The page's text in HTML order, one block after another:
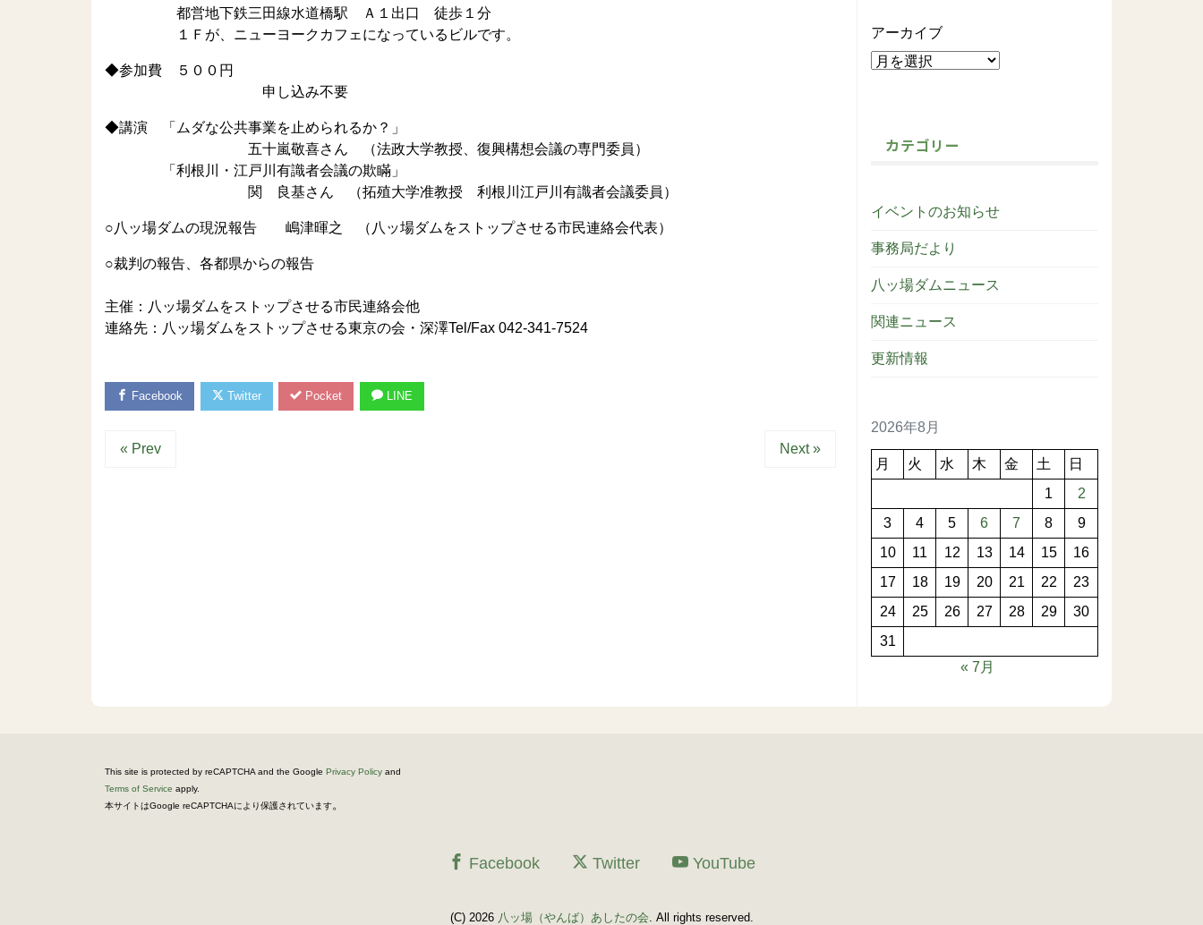
都営地下鉄三田線水道橋駅 Ａ１出口 徒歩１分
１Ｆが、ニューヨークカフェになっているビルです。
◆参加費 ５００円
申し込み不要
◆講演 「ムダな公共事業を止められるか？」
五十嵐敬喜さん （法政大学教授、復興構想会議の専門委員）
「利根川・江戸川有識者会議の欺瞞」
関 良基さん （拓殖大学准教授 利根川江戸川有識者会議委員）
○八ッ場ダムの現況報告 嶋津暉之 （八ッ場ダムをストップさせる市民連絡会代表）
○裁判の報告、各都県からの報告
主催：八ッ場ダムをストップさせる市民連絡会他
連絡先：八ッ場ダムをストップさせる東京の会・深澤Tel/Fax 042-341-7524
Facebook Twitter Pocket LINE
« Prev Next »
アーカイブ
カテゴリー
イベントのお知らせ
事務局だより
八ッ場ダムニュース
関連ニュース
更新情報
2026年8月
月 火 水 木 金 土
日
1
2
3
4 5 6 7 8
9
10
11 12 13 14 15
16
17
18 19 20 21 22
23
24
25 26 27 28 29
30
31
« 7月
This site is protected by reCAPTCHA and the Google Privacy Policy and
Terms of Service apply.
本サイトはGoogle reCAPTCHAにより保護されています。
Facebook Twitter YouTube
(C) 2026 八ッ場（やんば）あしたの会. All rights reserved.